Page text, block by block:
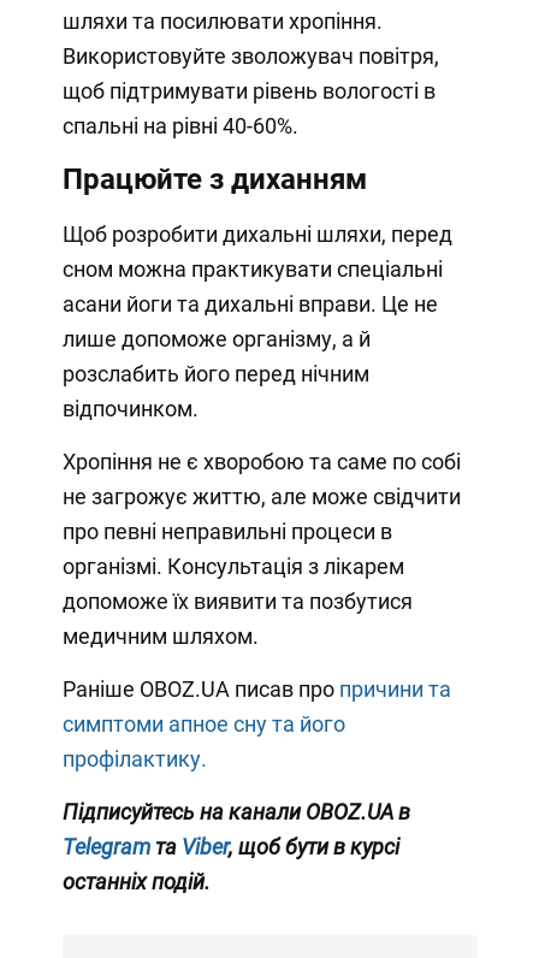
шляхи та посилювати хропіння.
Використовуйте зволожувач повітря,
щоб підтримувати рівень вологості в
спальні на рівні 40-60%.
Працюйте з диханням
Щоб розробити дихальні шляхи, перед
сном можна практикувати спеціальні
асани йоги та дихальні вправи. Це не
лише допоможе організму, а й
розслабить його перед нічним
відпочинком.
Хропіння не є хворобою та саме по собі
не загрожує життю, але може свідчити
про певні неправильні процеси в
організмі. Консультація з лікарем
допоможе їх виявити та позбутися
медичним шляхом.
Раніше OBOZ.UA писав про причини та
симптоми апное сну та його
профілактику.
Підписуйтесь на канали OBOZ.UA в
Telegram та Viber, щоб бути в курсі
останніх подій.